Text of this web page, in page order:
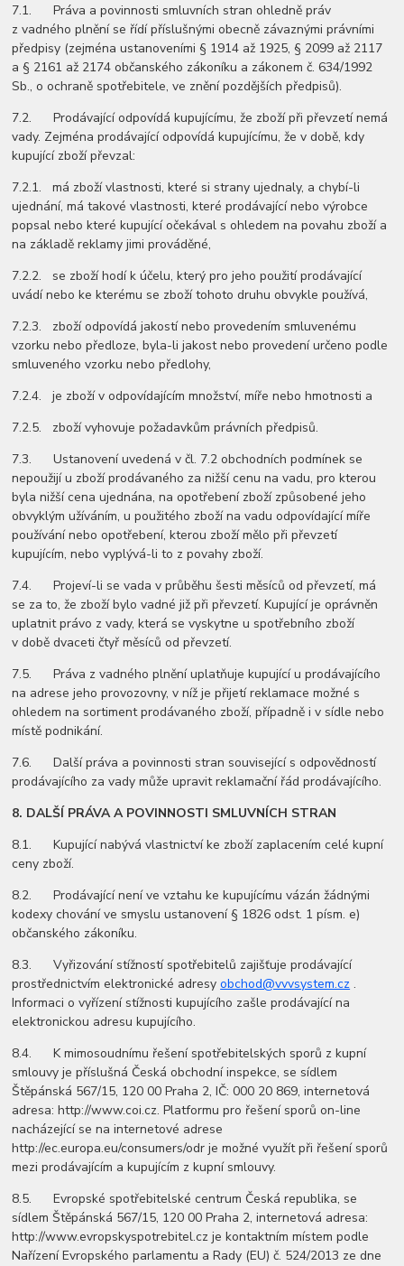
7.1. Práva a povinnosti smluvních stran ohledně práv
z vadného plnění se řídí příslušnými obecně závaznými právními
předpisy (zejména ustanoveními § 1914 až 1925, § 2099 až 2117
a § 2161 až 2174 občanského zákoníku a zákonem č. 634/1992
Sb., o ochraně spotřebitele, ve znění pozdějších předpisů).
7.2. Prodávající odpovídá kupujícímu, že zboží při převzetí nemá
vady. Zejména prodávající odpovídá kupujícímu, že v době, kdy
kupující zboží převzal:
7.2.1. má zboží vlastnosti, které si strany ujednaly, a chybí-li
ujednání, má takové vlastnosti, které prodávající nebo výrobce
popsal nebo které kupující očekával s ohledem na povahu zboží a
na základě reklamy jimi prováděné,
7.2.2. se zboží hodí k účelu, který pro jeho použití prodávající
uvádí nebo ke kterému se zboží tohoto druhu obvykle používá,
7.2.3. zboží odpovídá jakostí nebo provedením smluvenému
vzorku nebo předloze, byla-li jakost nebo provedení určeno podle
smluveného vzorku nebo předlohy,
7.2.4. je zboží v odpovídajícím množství, míře nebo hmotnosti a
7.2.5. zboží vyhovuje požadavkům právních předpisů.
7.3. Ustanovení uvedená v čl. 7.2 obchodních podmínek se
nepoužijí u zboží prodávaného za nižší cenu na vadu, pro kterou
byla nižší cena ujednána, na opotřebení zboží způsobené jeho
obvyklým užíváním, u použitého zboží na vadu odpovídající míře
používání nebo opotřebení, kterou zboží mělo při převzetí
kupujícím, nebo vyplývá-li to z povahy zboží.
7.4. Projeví-li se vada v průběhu šesti měsíců od převzetí, má
se za to, že zboží bylo vadné již při převzetí. Kupující je oprávněn
uplatnit právo z vady, která se vyskytne u spotřebního zboží
v době dvaceti čtyř měsíců od převzetí.
7.5. Práva z vadného plnění uplatňuje kupující u prodávajícího
na adrese jeho provozovny, v níž je přijetí reklamace možné s
ohledem na sortiment prodávaného zboží, případně i v sídle nebo
místě podnikání.
7.6. Další práva a povinnosti stran související s odpovědností
prodávajícího za vady může upravit reklamační řád prodávajícího.
8. DALŠÍ PRÁVA A POVINNOSTI SMLUVNÍCH STRAN
8.1. Kupující nabývá vlastnictví ke zboží zaplacením celé kupní
ceny zboží.
8.2. Prodávající není ve vztahu ke kupujícímu vázán žádnými
kodexy chování ve smyslu ustanovení § 1826 odst. 1 písm. e)
občanského zákoníku.
8.3. Vyřizování stížností spotřebitelů zajišťuje prodávající
prostřednictvím elektronické adresyobchod@vvvsystem.cz .
Informaci o vyřízení stížnosti kupujícího zašle prodávající na
elektronickou adresu kupujícího.
8.4. K mimosoudnímu řešení spotřebitelských sporů z kupní
smlouvy je příslušná Česká obchodní inspekce, se sídlem
Štěpánská 567/15, 120 00 Praha 2, IČ: 000 20 869, internetová
adresa: http://www.coi.cz. Platformu pro řešení sporů on-line
nacházející se na internetové adrese
http://ec.europa.eu/consumers/odr je možné využít při řešení sporů
mezi prodávajícím a kupujícím z kupní smlouvy.
8.5. Evropské spotřebitelské centrum Česká republika, se
sídlem Štěpánská 567/15, 120 00 Praha 2, internetová adresa:
http://www.evropskyspotrebitel.cz je kontaktním místem podle
Nařízení Evropského parlamentu a Rady (EU) č. 524/2013 ze dne